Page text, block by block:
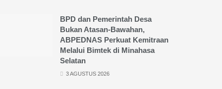
BPD dan Pemerintah Desa
Bukan Atasan-Bawahan,
ABPEDNAS Perkuat Kemitraan
Melalui Bimtek di Minahasa
Selatan
3 AGUSTUS 2026